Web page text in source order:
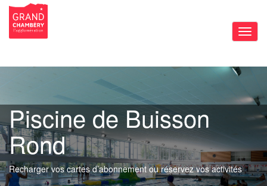
la
Piscine de Buisson
Rond
Recharger vos cartes d’abonnement ou réservez vos activités